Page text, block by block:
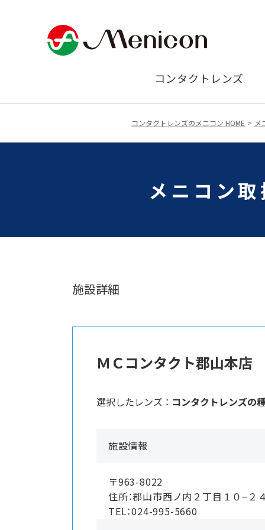
コンタクトレンズ
コンタクトレンズのメニコン HOME メ
メニコン
施設詳細
ＭＣコンタクト郡山本店
選択したレンズ ： コンタクトレンズの
施設情報
〒963-8022
住所：郡山市西ノ内２丁目１０−２
TEL：024-995-5660